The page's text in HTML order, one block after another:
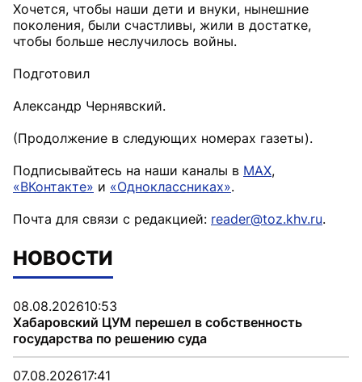
Хочется, чтобы наши дети и внуки, нынешние
поколения, были счастливы, жили в достатке,
чтобы больше неслучилось войны.
Подготовил
Александр Чернявский.
(Продолжение в следующих номерах газеты).
Подписывайтесь на наши каналы в MAX,
«ВКонтакте» и «Одноклассниках».
Почта для связи с редакцией: reader@toz.khv.ru.
НОВОСТИ
08.08.202610:53
Хабаровский ЦУМ перешел в собственность
государства по решению суда
07.08.202617:41